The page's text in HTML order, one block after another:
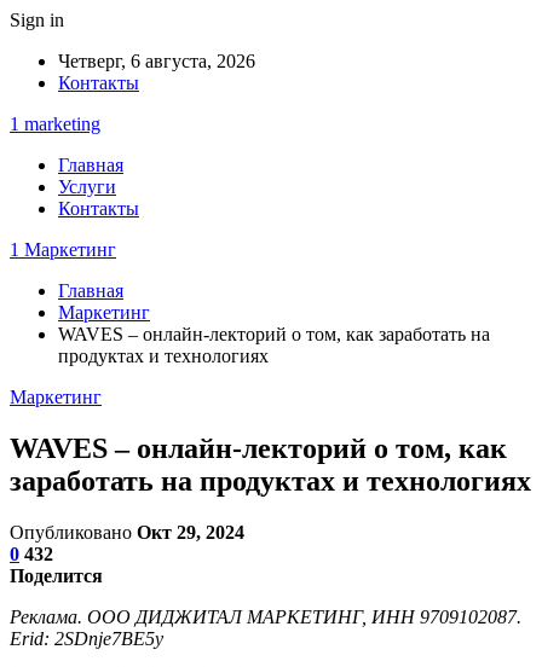
Sign in
Четверг, 6 августа, 2026
Контакты
1 marketing
Главная
Услуги
Контакты
1 Маркетинг
Главная
Маркетинг
WAVES – онлайн-лекторий о том, как заработать на
продуктах и технологиях
Маркетинг
WAVES – онлайн-лекторий о том, как
заработать на продуктах и технологиях
Опубликовано Окт 29, 2024
0 432
Поделится
Реклама. ООО ДИДЖИТАЛ МАРКЕТИНГ, ИНН 9709102087.
Erid: 2SDnje7BE5y